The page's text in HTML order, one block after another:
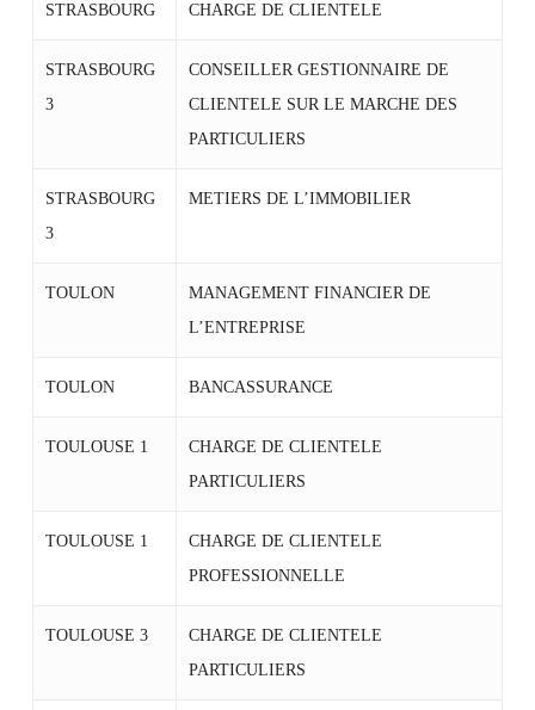
STRASBOURG CHARGE DE CLIENTELE
STRASBOURG
3
CONSEILLER GESTIONNAIRE DE
CLIENTELE SUR LE MARCHE DES
PARTICULIERS
STRASBOURG
3
METIERS DE L’IMMOBILIER
TOULON
MANAGEMENT FINANCIER DE
L’ENTREPRISE
TOULON BANCASSURANCE
TOULOUSE 1
CHARGE DE CLIENTELE
PARTICULIERS
TOULOUSE 1
CHARGE DE CLIENTELE
PROFESSIONNELLE
TOULOUSE 3
CHARGE DE CLIENTELE
PARTICULIERS